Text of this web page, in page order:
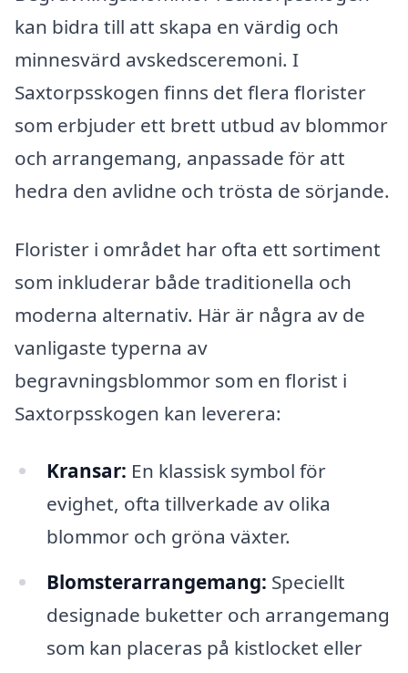
kan bidra till att skapa en värdig och
minnesvärd avskedsceremoni. I
Saxtorpsskogen finns det flera florister
som erbjuder ett brett utbud av blommor
och arrangemang, anpassade för att
hedra den avlidne och trösta de sörjande.
Florister i området har ofta ett sortiment
som inkluderar både traditionella och
moderna alternativ. Här är några av de
vanligaste typerna av
begravningsblommor som en florist i
Saxtorpsskogen kan leverera:
Kransar: En klassisk symbol för
evighet, ofta tillverkade av olika
blommor och gröna växter.
Blomsterarrangemang: Speciellt
designade buketter och arrangemang
som kan placeras på kistlocket eller